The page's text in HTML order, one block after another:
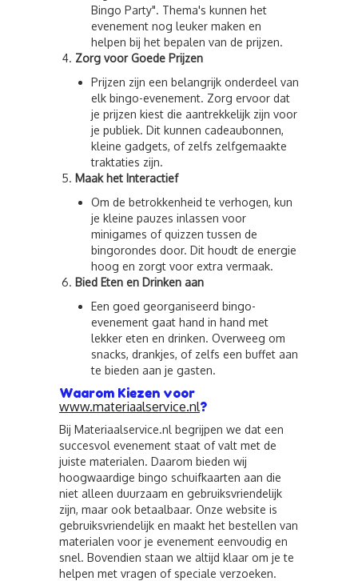
Bingo Party". Thema's kunnen het
evenement nog leuker maken en
helpen bij het bepalen van de prijzen.
Zorg voor Goede Prijzen
Prijzen zijn een belangrijk onderdeel van
elk bingo-evenement. Zorg ervoor dat
je prijzen kiest die aantrekkelijk zijn voor
je publiek. Dit kunnen cadeaubonnen,
kleine gadgets, of zelfs zelfgemaakte
traktaties zijn.
Maak het Interactief
Om de betrokkenheid te verhogen, kun
je kleine pauzes inlassen voor
minigames of quizzen tussen de
bingorondes door. Dit houdt de energie
hoog en zorgt voor extra vermaak.
Bied Eten en Drinken aan
Een goed georganiseerd bingo-
evenement gaat hand in hand met
lekker eten en drinken. Overweeg om
snacks, drankjes, of zelfs een buffet aan
te bieden aan je gasten.
Waarom Kiezen voor
www.materiaalservice.nl?
Bij Materiaalservice.nl begrijpen we dat een
succesvol evenement staat of valt met de
juiste materialen. Daarom bieden wij
hoogwaardige bingo schuifkaarten aan die
niet alleen duurzaam en gebruiksvriendelijk
zijn, maar ook betaalbaar. Onze website is
gebruiksvriendelijk en maakt het bestellen van
materialen voor je evenement eenvoudig en
snel. Bovendien staan we altijd klaar om je te
helpen met vragen of speciale verzoeken.